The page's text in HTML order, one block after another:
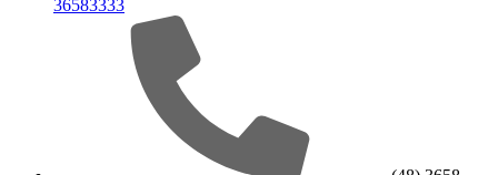
36583333